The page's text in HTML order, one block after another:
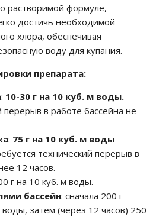
растворимой формуле,
достичь необходимой
хлора, обеспечивая
воду для купания.
препарата:
: 10-30 г на 10 куб. м воды.
перерыв в работе бассейна не
: 75 г на 10 куб. м воды
технический перерыв в
12 часов.
г на 10 куб. м воды.
бассейн: сначала 200 г
воды, затем (через 12 часов) 250